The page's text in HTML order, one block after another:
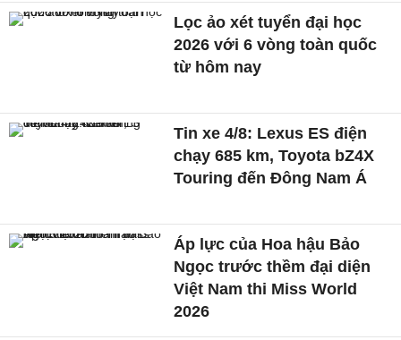
Lọc ảo xét tuyển đại học
2026 với 6 vòng toàn quốc
từ hôm nay
Tin xe 4/8: Lexus ES điện
chạy 685 km, Toyota bZ4X
Touring đến Đông Nam Á
Áp lực của Hoa hậu Bảo
Ngọc trước thềm đại diện
Việt Nam thi Miss World
2026